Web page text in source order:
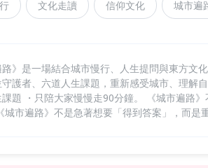
文化走讀 信仰文化 城市遍
路》是一場結合城市慢行、人生提問與東方文
護者、六道人生課題，重新感受城市、理解
題 ・只陪大家慢慢走90分鐘。 《城市遍路
城市遍路》不是急著想要「得到答案」，而是